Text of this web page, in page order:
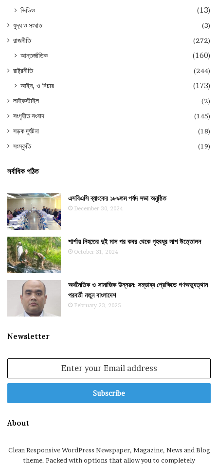
ভিডিও
(13)
যুদ্ধ ও সংঘাত
(3)
রাজনীতি
(272)
আন্তর্জাতিক (160)
রাষ্ট্রনীতি (244)
আইন, ও বিচার (173)
লাইফস্টাইল
(2)
সংগৃহীত সংবাদ
(145)
সড়ক দূর্ঘটনা
(18)
সংস্কৃতি
(19)
সর্বাধিক পঠিত
এসবিএসি ব্যাংকের ১৮৯তম পর্ষদ সভা অনুষ্ঠিত
December 30, 2024
শার্শায় নিহতের দুই মাস পর কবর থেকে গৃহবধূর লাশ উত্তোলন
October 31, 2024
অর্থনৈতিক ও সামাজিক উন্নয়ন: সম্ভাব্য প্রেক্ষিতে গণঅভ্যুত্থান
পরবর্তী নতুন বাংলাদেশ
February 23, 2025
Newsletter
Email
About
Clean Responsive WordPress Newspaper, Magazine, News and Blog
theme. Packed with options that allow you to completely